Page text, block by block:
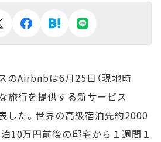
のAirbnbは6月25日（現地時
旅行を提供する新サービス
した。世界の高級宿泊先約2000
10万円前後の邸宅から１週間１